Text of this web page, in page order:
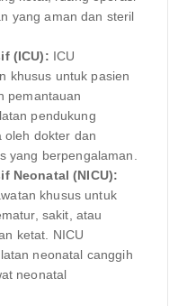
yang aman dan steril
(ICU): ICU
khusus untuk pasien
pemantauan
pendukung
oleh dokter dan
yang berpengalaman.
Neonatal (NICU):
khusus untuk
sakit, atau
ketat. NICU
neonatal canggih
neonatal